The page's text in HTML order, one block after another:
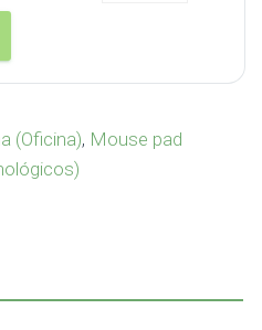
(Oficina), Mouse pad